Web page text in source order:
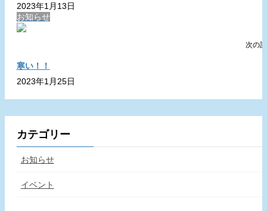
2023年1月13日
お知らせ
次の
寒い！！
2023年1月25日
カテゴリー
お知らせ
イベント